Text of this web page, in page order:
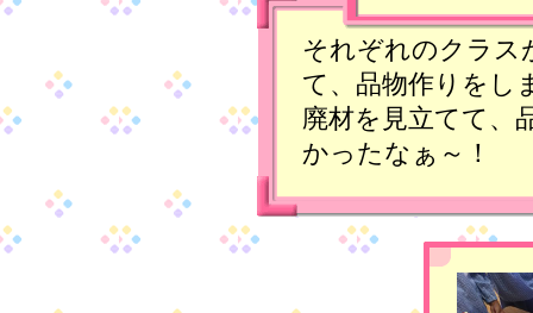
それぞれのクラス
て、品物作りをし
廃材を見立てて、
かったなぁ～！